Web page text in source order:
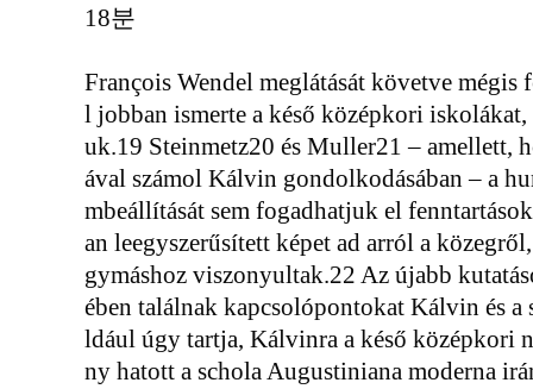
18분
François Wendel meglátását követve
l jobban ismerte a késő középkori
uk.19 Steinmetz20 és Muller21 – amellett,
ával számol Kálvin gondolkodásában – a
mbeállítását sem fogadhatjuk el
an leegyszerűsített képet ad arról a
gymáshoz viszonyultak.22 Az újabb
ében találnak kapcsolópontokat Kálvin és
ldául úgy tartja, Kálvinra a késő középkori
ny hatott a schola Augustiniana moderna